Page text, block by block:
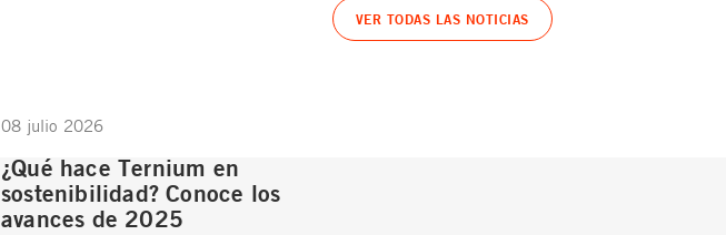
VER TODAS LAS NOTICIAS
08 julio 2026
¿Qué hace Ternium en
sostenibilidad? Conoce los
avances de 2025